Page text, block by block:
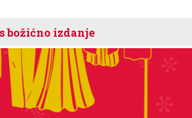
božićno izdanje